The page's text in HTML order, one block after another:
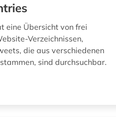
eine Übersicht von frei
Verzeichnissen,
die aus verschiedenen
sind durchsuchbar.